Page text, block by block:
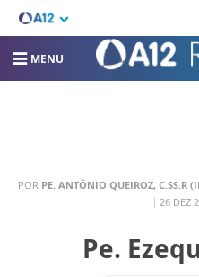
MENU
POR PE. ANTÔNIO QUEIROZ, C.SS.R
26 DEZ
Pe.